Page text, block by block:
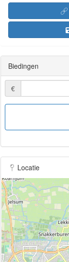
Biedingen
€
Locatie